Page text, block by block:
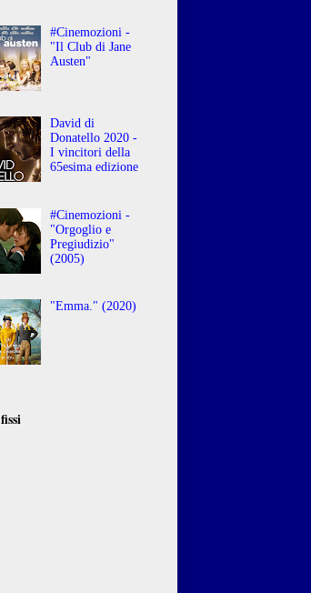
#Cinemozioni -
"Il Club di Jane
Austen"
David di
Donatello 2020 -
I vincitori della
65esima edizione
#Cinemozioni -
"Orgoglio e
Pregiudizio"
(2005)
"Emma." (2020)